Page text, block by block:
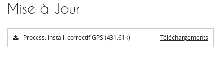
Mise à Jour
Process. install. correctif GPS (431.61k) Téléchargements